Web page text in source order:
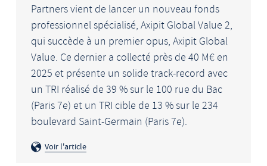
Partners vient de lancer un nouveau fonds
professionnel spécialisé, Axipit Global Value 2,
qui succède à un premier opus, Axipit Global
Value. Ce dernier a collecté près de 40 M€ en
2025 et présente un solide track-record avec
un TRI réalisé de 39 % sur le 100 rue du Bac
(Paris 7e) et un TRI cible de 13 % sur le 234
boulevard Saint-Germain (Paris 7e).
Voir l'article